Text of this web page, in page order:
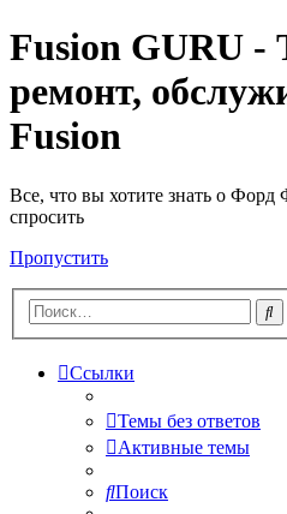
Fusion GURU -
ремонт,
Fusion
Все, что вы хотите знать о
спросить
Пропустить
Ссылки
Темы без ответов
Активные темы
Поиск